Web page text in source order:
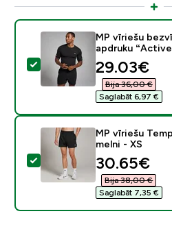
Atlasīt šo produktu - MP
MP vīriešu
apdruku
29.03€‎
Bija 36,00 €‎
Saglabāt 6,97 €‎
Atlasīt šo produktu - MP
MP vīriešu
melni - XS
30.65€‎
Bija 38,00 €‎
Saglabāt 7,35 €‎